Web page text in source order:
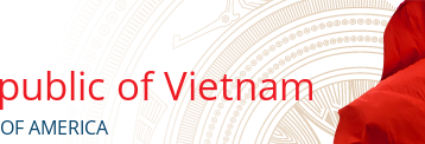
of Vietnam
AMERICA